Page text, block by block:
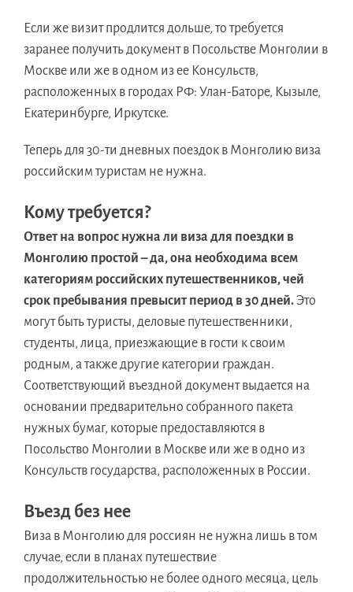
Если же визит продлится дольше, то требуется
заранее получить документ в Посольстве Монголии в
Москве или же в одном из ее Консульств,
расположенных в городах РФ: Улан-Баторе, Кызыле,
Екатеринбурге, Иркутске.
Теперь для 30-ти дневных поездок в Монголию виза
российским туристам не нужна.
Кому требуется?
Ответ на вопрос нужна ли виза для поездки в
Монголию простой – да, она необходима всем
категориям российских путешественников, чей
срок пребывания превысит период в 30 дней. Это
могут быть туристы, деловые путешественники,
студенты, лица, приезжающие в гости к своим
родным, а также другие категории граждан.
Соответствующий въездной документ выдается на
основании предварительно собранного пакета
нужных бумаг, которые предоставляются в
Посольство Монголии в Москве или же в одно из
Консульств государства, расположенных в России.
Въезд без нее
Виза в Монголию для россиян не нужна лишь в том
случае, если в планах путешествие
продолжительностью не более одного месяца, цель